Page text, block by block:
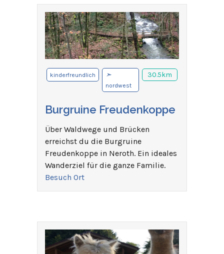
kinderfreundlich ➣
nordwest
30.5km
Burgruine Freudenkoppe
Über Waldwege und Brücken
erreichst du die Burgruine
Freudenkoppe in Neroth. Ein ideales
Wanderziel für die ganze Familie.
Besuch Ort